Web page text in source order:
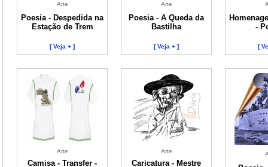
Arte
Poesia - Despedida na
Estação de Trem
[ Veja + ]
Arte
Poesia - A Queda da
Bastilha
[ Veja + ]
-
[
Arte
Camisa - Transfer -
Arte
Caricatura - Mestre